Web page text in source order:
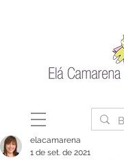
elacamarena
1 de set. de 2021